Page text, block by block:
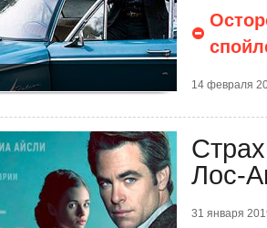
14 февраля
Лос-
31 января